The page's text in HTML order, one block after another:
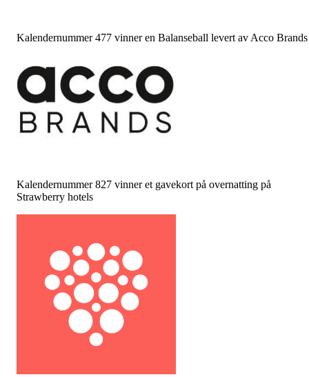
Kalendernummer 477 vinner en Balanseball levert av Acco Brands
Kalendernummer 827 vinner et gavekort på overnatting på
Strawberry hotels